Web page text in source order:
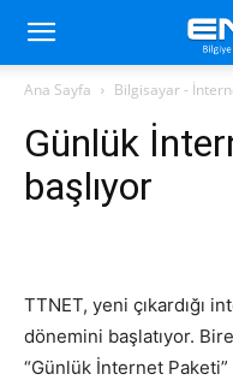
Ana Sayfa Bilgisayar -
Günlük
başlıyor
TTNET, yeni çıkardığı
dönemini başlatıyor.
“Günlük İnternet